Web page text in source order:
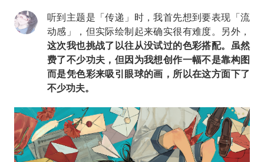
听到主题是「传递」时，我首先想到要表现「流
动感」，但实际绘制起来确实很有难度。另外，
这次我也挑战了以往从没试过的色彩搭配。虽然
费了不少功夫，但因为我想创作一幅不是靠构图
而是凭色彩来吸引眼球的画，所以在这方面下了
不少功夫。